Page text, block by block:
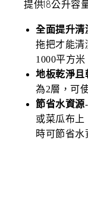
提供18公升容
全面提升清
拖把才能清
1000平方米
地板乾淨且
為2層，可
節省水資源
或菜瓜布上
時可節省水